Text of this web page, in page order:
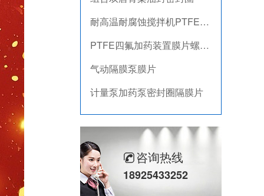
PTFE四氟加药装置膜片螺帽膜片
气动隔膜泵膜片
计量泵加药泵密封圈隔膜片
米顿罗计量泵配件膜片
咨询热线
18925433252